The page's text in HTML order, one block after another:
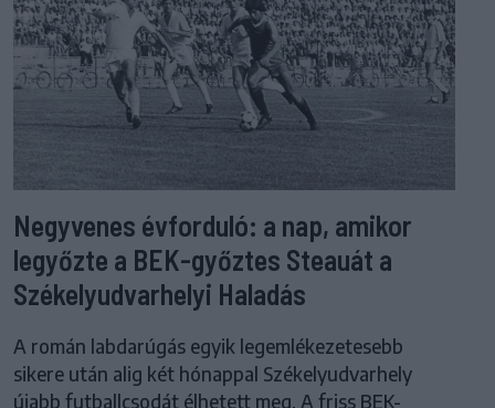
Negyvenes évforduló: a nap, amikor
legyőzte a BEK-győztes Steauát a
Székelyudvarhelyi Haladás
A román labdarúgás egyik legemlékezetesebb
sikere után alig két hónappal Székelyudvarhely
újabb futballcsodát élhetett meg. A friss BEK-